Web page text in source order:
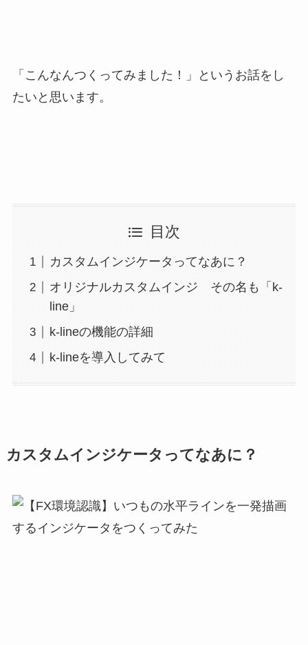
「こんなんつくってみました！」というお話をし
たいと思います。
目次
カスタムインジケータってなあに？
オリジナルカスタムインジ その名も「k-
line」
k-lineの機能の詳細
k-lineを導入してみて
カスタムインジケータってなあに？